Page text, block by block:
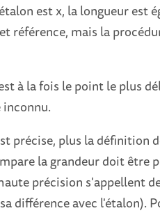
est x, la longueur est
référence, mais la
à la fois le point le plus
précise, plus la définition
la grandeur doit être
précision s'appellent
différence avec l'étalon).